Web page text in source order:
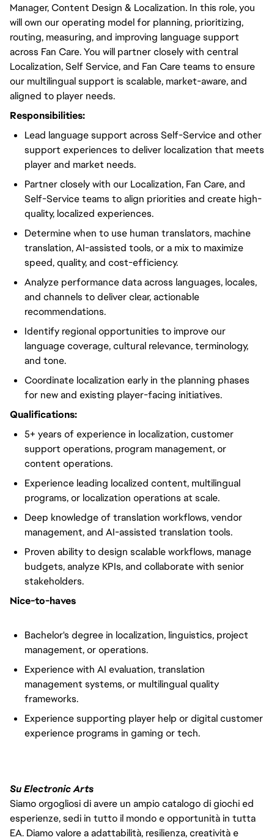
Manager, Content Design & Localization. In this role, you
will own our operating model for planning, prioritizing,
routing, measuring, and improving language support
across Fan Care. You will partner closely with central
Localization, Self Service, and Fan Care teams to ensure
our multilingual support is scalable, market-aware, and
aligned to player needs.
Responsibilities:
Lead language support across Self-Service and other
support experiences to deliver localization that meets
player and market needs.
Partner closely with our Localization, Fan Care, and
Self-Service teams to align priorities and create high-
quality, localized experiences.
Determine when to use human translators, machine
translation, AI-assisted tools, or a mix to maximize
speed, quality, and cost-efficiency.
Analyze performance data across languages, locales,
and channels to deliver clear, actionable
recommendations.
Identify regional opportunities to improve our
language coverage, cultural relevance, terminology,
and tone.
Coordinate localization early in the planning phases
for new and existing player-facing initiatives.
Qualifications:
5+ years of experience in localization, customer
support operations, program management, or
content operations.
Experience leading localized content, multilingual
programs, or localization operations at scale.
Deep knowledge of translation workflows, vendor
management, and AI-assisted translation tools.
Proven ability to design scalable workflows, manage
budgets, analyze KPIs, and collaborate with senior
stakeholders.
Nice-to-haves
Bachelor's degree in localization, linguistics, project
management, or operations.
Experience with AI evaluation, translation
management systems, or multilingual quality
frameworks.
Experience supporting player help or digital customer
experience programs in gaming or tech.
Su Electronic Arts
Siamo orgogliosi di avere un ampio catalogo di giochi ed
esperienze, sedi in tutto il mondo e opportunità in tutta
EA. Diamo valore a adattabilità, resilienza, creatività e